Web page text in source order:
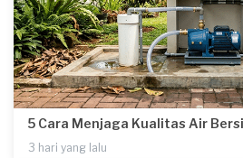
5 Cara Menjaga Kualitas Air
3 hari yang lalu